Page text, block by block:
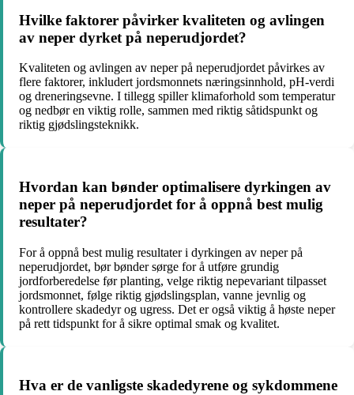
Hvilke faktorer påvirker kvaliteten og avlingen
av neper dyrket på neperudjordet?
Kvaliteten og avlingen av neper på neperudjordet påvirkes av
flere faktorer, inkludert jordsmonnets næringsinnhold, pH-verdi
og dreneringsevne. I tillegg spiller klimaforhold som temperatur
og nedbør en viktig rolle, sammen med riktig såtidspunkt og
riktig gjødslingsteknikk.
Hvordan kan bønder optimalisere dyrkingen av
neper på neperudjordet for å oppnå best mulig
resultater?
For å oppnå best mulig resultater i dyrkingen av neper på
neperudjordet, bør bønder sørge for å utføre grundig
jordforberedelse før planting, velge riktig nepevariant tilpasset
jordsmonnet, følge riktig gjødslingsplan, vanne jevnlig og
kontrollere skadedyr og ugress. Det er også viktig å høste neper
på rett tidspunkt for å sikre optimal smak og kvalitet.
Hva er de vanligste skadedyrene og sykdommene